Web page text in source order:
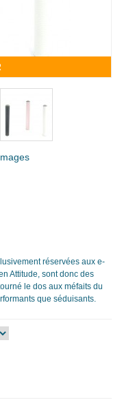
réservées aux e-
Attitude, sont donc des
le dos aux méfaits du
que séduisants.